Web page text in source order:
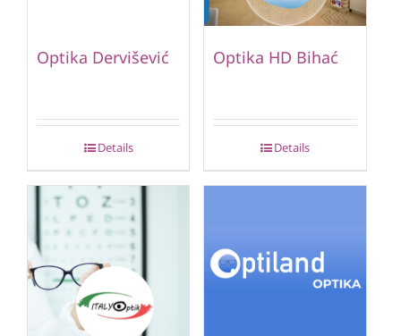
Optika Dervišević
Details
Optika HD Bihać
Details